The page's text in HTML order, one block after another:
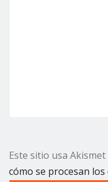
Este sitio usa
cómo se procesan